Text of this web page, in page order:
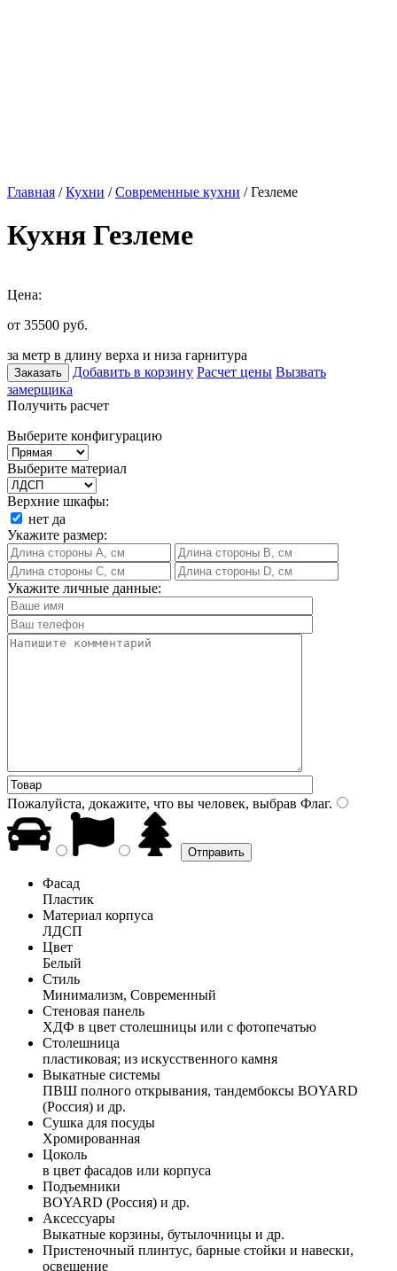
Главная /Кухни /Современные кухни / Гезлеме
Кухня Гезлеме
Цена:
от 35500 руб.
за метр в длину верха и низа гарнитура
Заказать Добавить в корзину Расчет цены Вызвать
замерщика
Получить расчет
Выберите конфигурацию
Выберите материал
Верхние шкафы:
нет да
Укажите размер:
Укажите личные данные:
Пожалуйста, докажите, что вы человек, выбрав Флаг.
Фасад
Пластик
Материал корпуса
ЛДСП
Цвет
Белый
Стиль
Минимализм, Современный
Стеновая панель
ХДФ в цвет столешницы или с фотопечатью
Столешница
пластиковая; из искусственного камня
Выкатные системы
ПВШ полного открывания, тандембоксы BOYARD
(Россия) и др.
Сушка для посуды
Хромированная
Цоколь
в цвет фасадов или корпуса
Подъемники
BOYARD (Россия) и др.
Аксессуары
Выкатные корзины, бутылочницы и др.
Пристеночный плинтус, барные стойки и навески,
освещение